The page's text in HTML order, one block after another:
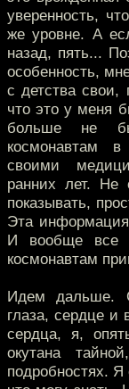
уверенность,
же уровне. А
назад, пять...
особенность,
с детства свои,
что это у меня
больше не
космонавтам
своими
ранних лет. Не
показывать,
Эта
И вообще все
космонавтам
Идем дальше.
глаза, сердце и
сердца, я,
окутана
подробностях.